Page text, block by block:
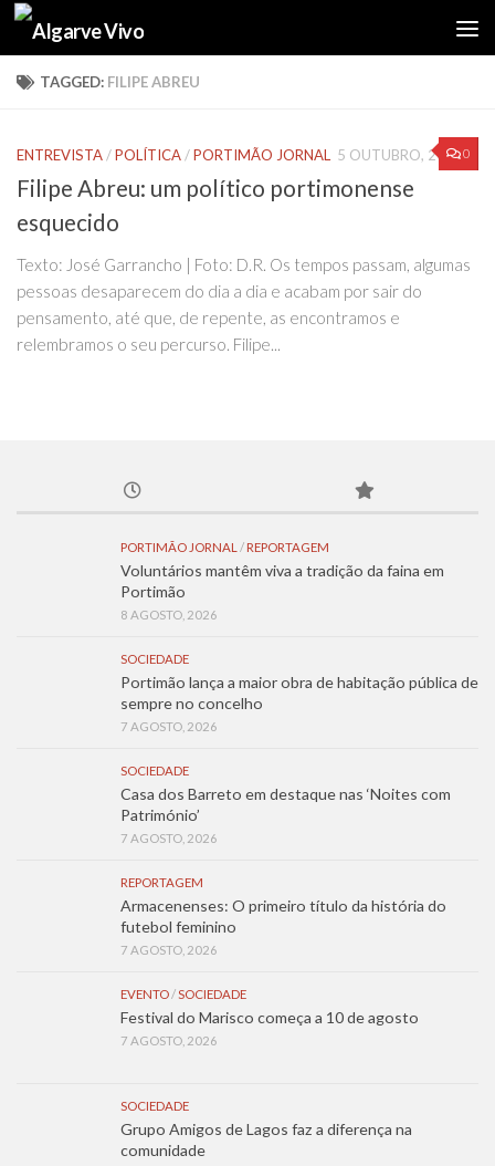
Skip to content
TAGGED: FILIPE ABREU
0
ENTREVISTA /POLÍTICA /PORTIMÃO JORNAL 5 OUTUBRO, 2024
Filipe Abreu: um político portimonense
esquecido
Texto: José Garrancho | Foto: D.R. Os tempos passam, algumas
pessoas desaparecem do dia a dia e acabam por sair do
pensamento, até que, de repente, as encontramos e
relembramos o seu percurso. Filipe...
PORTIMÃO JORNAL / REPORTAGEM
Voluntários mantêm viva a tradição da faina em
Portimão
8 AGOSTO, 2026
SOCIEDADE
Portimão lança a maior obra de habitação pública de
sempre no concelho
7 AGOSTO, 2026
SOCIEDADE
Casa dos Barreto em destaque nas ‘Noites com
Património’
7 AGOSTO, 2026
REPORTAGEM
Armacenenses: O primeiro título da história do
futebol feminino
7 AGOSTO, 2026
EVENTO/SOCIEDADE
Festival do Marisco começa a 10 de agosto
7 AGOSTO, 2026
SOCIEDADE
Grupo Amigos de Lagos faz a diferença na
comunidade